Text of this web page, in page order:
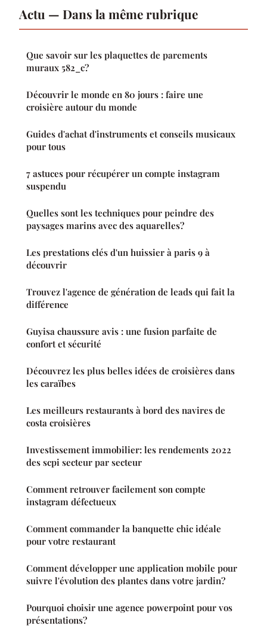
Actu — Dans la même rubrique
Que savoir sur les plaquettes de parements
muraux 582_c?
Découvrir le monde en 80 jours : faire une
croisière autour du monde
Guides d'achat d'instruments et conseils musicaux
pour tous
7 astuces pour récupérer un compte instagram
suspendu
Quelles sont les techniques pour peindre des
paysages marins avec des aquarelles?
Les prestations clés d'un huissier à paris 9 à
découvrir
Trouvez l'agence de génération de leads qui fait la
différence
Guyisa chaussure avis : une fusion parfaite de
confort et sécurité
Découvrez les plus belles idées de croisières dans
les caraïbes
Les meilleurs restaurants à bord des navires de
costa croisières
Investissement immobilier: les rendements 2022
des scpi secteur par secteur
Comment retrouver facilement son compte
instagram défectueux
Comment commander la banquette chic idéale
pour votre restaurant
Comment développer une application mobile pour
suivre l'évolution des plantes dans votre jardin?
Pourquoi choisir une agence powerpoint pour vos
présentations?